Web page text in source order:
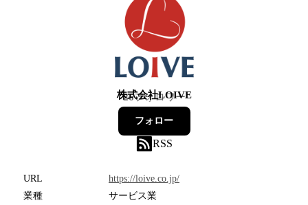
株式会社LOIVE
26フォロワー
フォロー
RSS
URL
https://loive.co.jp/
業種
サービス業